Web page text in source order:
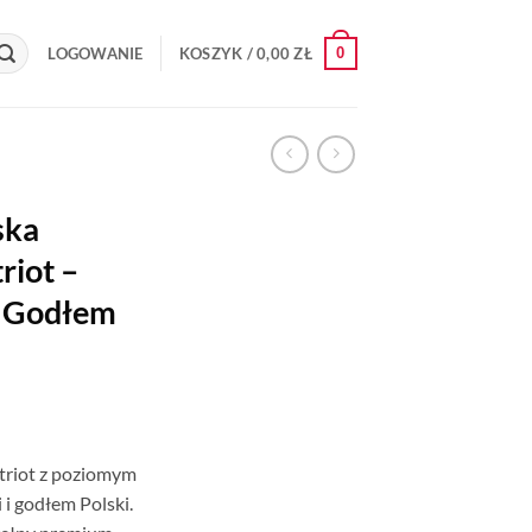
LOGOWANIE KOSZYK /0,00ZŁ 0
–
z poziomym
godłem Polski.